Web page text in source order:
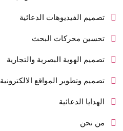
تصميم الفيديوهات الدعائية
تحسين محركات البحث
تصميم الهوية البصرية والتجارية
تصميم وتطوير المواقع الالكترونية
الهدايا الدعائية
من نحن